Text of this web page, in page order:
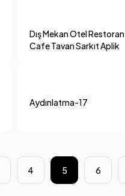
Dış Mekan Otel Restoran
Cafe Tavan Sarkıt Aplik
Aydınlatma-17
4 5 6